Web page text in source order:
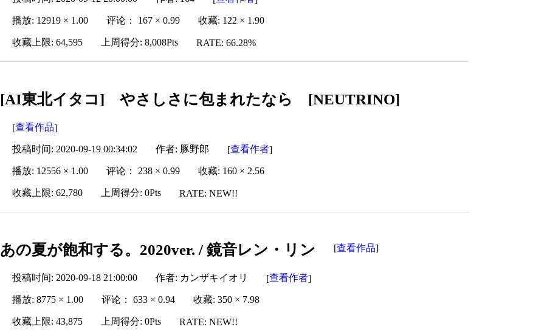
播放: 12919 × 1.00 评论： 167 × 0.99 收藏: 122 × 1.90
收藏上限: 64,595 上周得分: 8,008Pts RATE: 66.28%
[AI東北イタコ] やさしさに包まれたなら [NEUTRINO]
[查看作品]
投稿时间: 2020-09-19 00:34:02 作者: 豚野郎 [查看作者]
播放: 12556 × 1.00 评论： 238 × 0.99 收藏: 160 × 2.56
收藏上限: 62,780 上周得分: 0Pts RATE: NEW!!
あの夏が飽和する。2020ver. / 鏡音レン・リン [查看作品]
投稿时间: 2020-09-18 21:00:00 作者: カンザキイオリ [查看作者]
播放: 8775 × 1.00 评论： 633 × 0.94 收藏: 350 × 7.98
收藏上限: 43,875 上周得分: 0Pts RATE: NEW!!